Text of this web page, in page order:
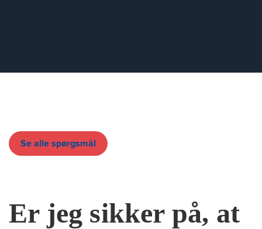
Se alle spørgsmål
Er jeg sikker på, at